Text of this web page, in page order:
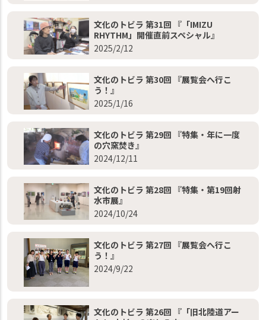
文化のトビラ 第31回 『「IMIZU
RHYTHM」開催直前スペシャル』
2025/2/12
文化のトビラ 第30回 『展覧会へ行こ
う！』
2025/1/16
文化のトビラ 第29回 『特集・年に一度
の穴窯焚き』
2024/12/11
文化のトビラ 第28回 『特集・第19回射
水市展』
2024/10/24
文化のトビラ 第27回 『展覧会へ行こ
う！』
2024/9/22
文化のトビラ 第26回 『「旧北陸道アー